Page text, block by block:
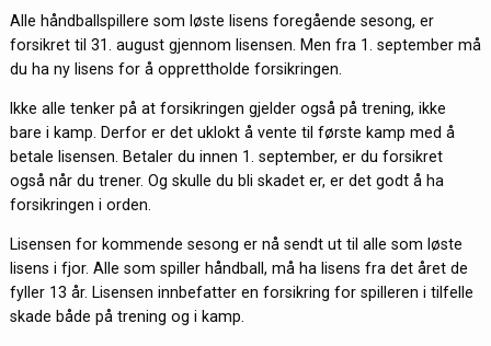
Alle håndballspillere som løste lisens foregående sesong, er
forsikret til 31. august gjennom lisensen. Men fra 1. september må
du ha ny lisens for å opprettholde forsikringen.
Ikke alle tenker på at forsikringen gjelder også på trening, ikke
bare i kamp. Derfor er det uklokt å vente til første kamp med å
betale lisensen. Betaler du innen 1. september, er du forsikret
også når du trener. Og skulle du bli skadet er, er det godt å ha
forsikringen i orden.
Lisensen for kommende sesong er nå sendt ut til alle som løste
lisens i fjor. Alle som spiller håndball, må ha lisens fra det året de
fyller 13 år. Lisensen innbefatter en forsikring for spilleren i tilfelle
skade både på trening og i kamp.